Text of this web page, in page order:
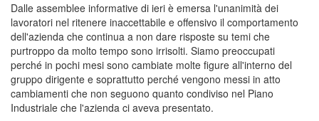
Dalle assemblee informative di ieri è emersa l'unanimità dei
lavoratori nel ritenere inaccettabile e offensivo il comportamento
dell'azienda che continua a non dare risposte su temi che
purtroppo da molto tempo sono irrisolti. Siamo preoccupati
perché in pochi mesi sono cambiate molte figure all'interno del
gruppo dirigente e soprattutto perché vengono messi in atto
cambiamenti che non seguono quanto condiviso nel Piano
Industriale che l'azienda ci aveva presentato.